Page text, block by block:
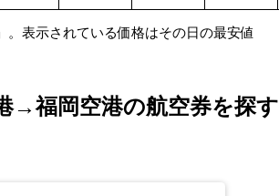
。表示されている価格はその日の最安値
→福岡空港の航空券を探す